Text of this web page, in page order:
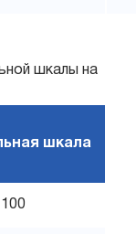
шкалы на
шкала
100